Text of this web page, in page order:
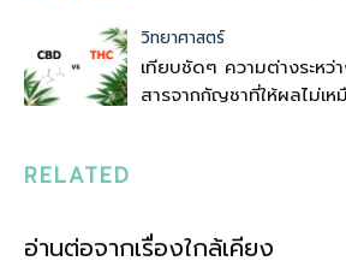
วิทยาศาสตร์
เทียบชัดๆ ความต่างระหว่
สารจากกัญชาที่ให้ผลไม่เ
RELATED
อ่านต่อจากเรื่องใกล้เคียง